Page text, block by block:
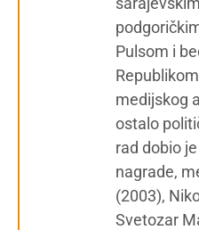
Pulsom i
medijskog
ostalo
rad dobio
nagrade,
(2003),
Svetozar